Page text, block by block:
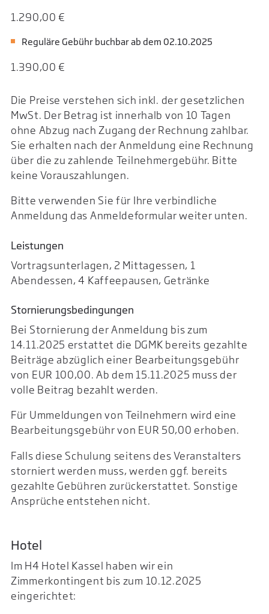
1.290,00 €
Reguläre Gebühr buchbar ab dem 02.10.2025
1.390,00 €
Die Preise verstehen sich inkl. der gesetzlichen
MwSt. Der Betrag ist innerhalb von 10 Tagen
ohne Abzug nach Zugang der Rechnung zahlbar.
Sie erhalten nach der Anmeldung eine Rechnung
über die zu zahlende Teilnehmergebühr. Bitte
keine Vorauszahlungen.
Bitte verwenden Sie für Ihre verbindliche
Anmeldung das Anmeldeformular weiter unten.
Leistungen
Vortragsunterlagen, 2 Mittagessen, 1
Abendessen, 4 Kaffeepausen, Getränke
Stornierungsbedingungen
Bei Stornierung der Anmeldung bis zum
14.11.2025 erstattet die DGMK bereits gezahlte
Beiträge abzüglich einer Bearbeitungsgebühr
von EUR 100,00. Ab dem 15.11.2025 muss der
volle Beitrag bezahlt werden.
Für Ummeldungen von Teilnehmern wird eine
Bearbeitungsgebühr von EUR 50,00 erhoben.
Falls diese Schulung seitens des Veranstalters
storniert werden muss, werden ggf. bereits
gezahlte Gebühren zurückerstattet. Sonstige
Ansprüche entstehen nicht.
Hotel
Im H4 Hotel Kassel haben wir ein
Zimmerkontingent bis zum 10.12.2025
eingerichtet: